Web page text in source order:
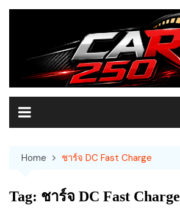
Skip
Home ชาร์จ DC Fast Charge
Tag: ชาร์จ DC Fast Charge